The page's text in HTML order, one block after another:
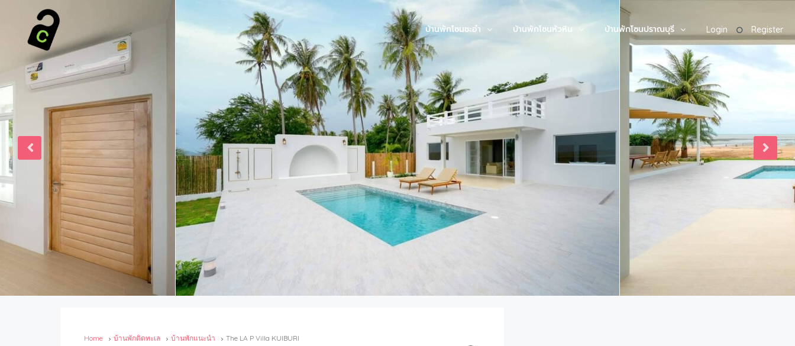
บ้านพักโซนชะอำ บ้านพักโซนหัวหิน บ้านพักโซนปราณบุรี Login Register
Home บ้านพักติดทะเล บ้านพักแนะนำ The LA P Villa KUIBURI